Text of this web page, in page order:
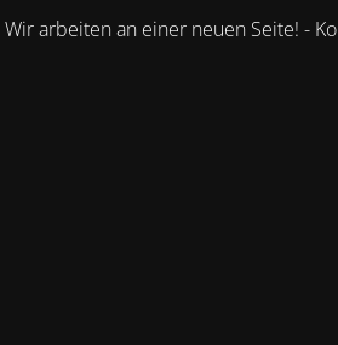
Wir arbeiten an einer neuen Seite! -